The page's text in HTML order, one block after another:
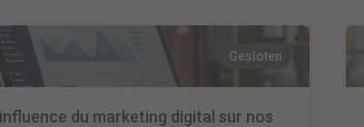
Gesloten
du marketing digital sur nos